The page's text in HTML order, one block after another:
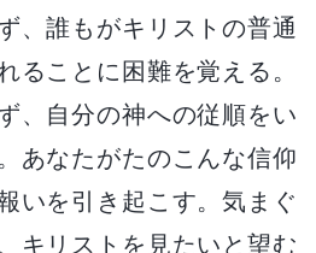
、誰もがキリストの普通
ることに困難を覚える。
、自分の神への従順をい
あなたがたのこんな信仰
いを引き起こす。気まぐ
キリストを見たいと望む